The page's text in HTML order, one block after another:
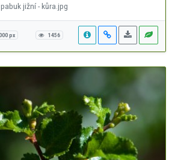
jižní - kůra.jpg
px 1456